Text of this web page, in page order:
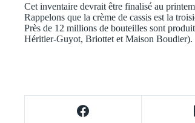
Cet inventaire devrait être finalisé au
Rappelons que la crème de cassis est la
Près de 12 millions de bouteilles sont
Héritier-Guyot, Briottet et Maison Boudier).